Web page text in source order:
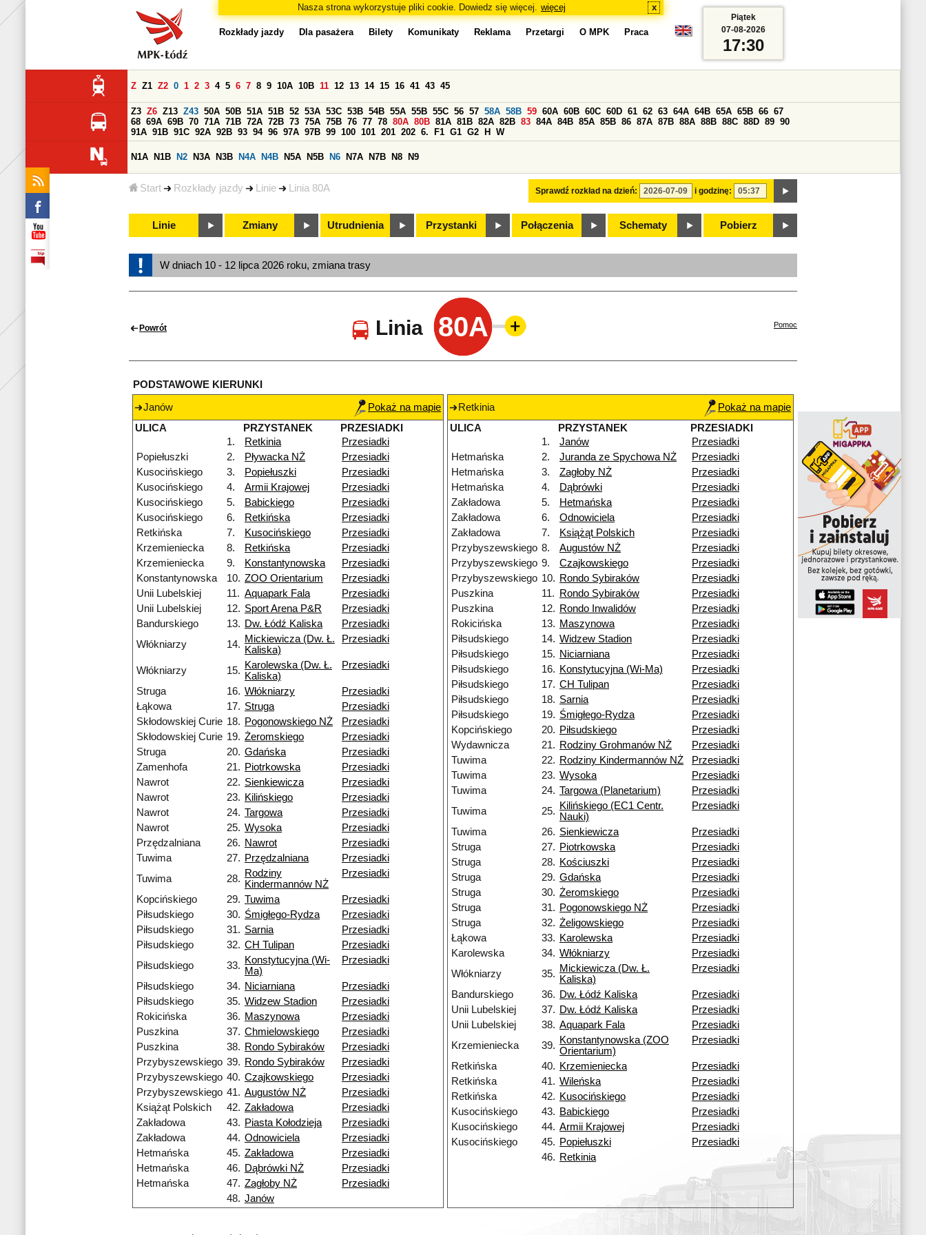
Nasza strona wykorzystuje pliki cookie. Dowiedz się więcej. więcej x
Start Rozkłady jazdy Linie Linia 80A
Rozkłady jazdy Dla pasażera Bilety Komunikaty Reklama Przetargi O MPK Praca
Sprawdź rozkład na dzień: i godzinę:
Z Z1 Z2 0 1 2 3 4 5 6 7 8 9 10A 10B 11 12 13 14 15 16 41 43 45
Z3 Z6 Z13 Z43 50A 50B 51A 51B 52 53A 53C 53B 54B 55A 55B 55C 56 57 58A 58B 59 60A 60B 60C 60D 61 62 63 64A 64B 65A 65B 66 67
68 69A 69B 70 71A 71B 72A 72B 73 75A 75B 76 77 78 80A 80B 81A 81B 82A 82B 83 84A 84B 85A 85B 86 87A 87B 88A 88B 88C 88D 89 90
91A 91B 91C 92A 92B 93 94 96 97A 97B 99 100 101 201 202 6. F1 G1 G2 H W
N1A N1B N2 N3A N3B N4A N4B N5A N5B N6 N7A N7B N8 N9
Linie Zmiany Utrudnienia Przystanki Połączenia Schematy Pobierz
Piątek
07-08-2026
17:30
W dniach 10 - 12 lipca 2026 roku, zmiana trasy
Powrót Linia 80A Pomoc
PODSTAWOWE KIERUNKI
Janów
Pokaż na mapie
ULICA
PRZYSTANEK
PRZESIADKI
1.
Retkinia
Przesiadki
Popiełuszki
2. Pływacka NŻ
Przesiadki
Kusocińskiego
3. Popiełuszki
Przesiadki
Kusocińskiego
4. Armii Krajowej
Przesiadki
Kusocińskiego
5. Babickiego
Przesiadki
Kusocińskiego
6. Retkińska
Przesiadki
Retkińska
7. Kusocińskiego
Przesiadki
Krzemieniecka
8. Retkińska
Przesiadki
Krzemieniecka
9. Konstantynowska
Przesiadki
Konstantynowska
10. ZOO Orientarium
Przesiadki
Unii Lubelskiej
11. Aquapark Fala
Przesiadki
Unii Lubelskiej
12. Sport Arena P&R
Przesiadki
Bandurskiego
13. Dw. Łódź Kaliska
Przesiadki
Włókniarzy
14. Mickiewicza (Dw. Ł.
Kaliska)
Przesiadki
Włókniarzy 15. Karolewska (Dw. Ł.
Kaliska)
Przesiadki
Struga 16. Włókniarzy
Przesiadki
Łąkowa
17. Struga
Przesiadki
Skłodowskiej Curie 18. Pogonowskiego NŻ
Przesiadki
Skłodowskiej Curie 19. Żeromskiego
Przesiadki
Struga
20. Gdańska
Przesiadki
Zamenhofa
21. Piotrkowska
Przesiadki
Nawrot
22. Sienkiewicza
Przesiadki
Nawrot
23. Kilińskiego
Przesiadki
Nawrot
24. Targowa
Przesiadki
Nawrot
25. Wysoka
Przesiadki
Przędzalniana
26. Nawrot
Przesiadki
Tuwima
27. Przędzalniana
Przesiadki
Tuwima
28. Rodziny
Kindermannów NŻ
Przesiadki
Kopcińskiego 29. Tuwima
Przesiadki
Piłsudskiego
30. Śmigłego-Rydza
Przesiadki
Piłsudskiego
31. Sarnia
Przesiadki
Piłsudskiego
32. CH Tulipan
Przesiadki
Piłsudskiego
33. Konstytucyjna (Wi-
Ma)
Przesiadki
Piłsudskiego 34. Niciarniana
Przesiadki
Piłsudskiego
35. Widzew Stadion
Przesiadki
Rokicińska
36. Maszynowa
Przesiadki
Puszkina
37. Chmielowskiego
Przesiadki
Puszkina
38. Rondo Sybiraków
Przesiadki
Przybyszewskiego 39. Rondo Sybiraków
Przesiadki
Przybyszewskiego 40. Czajkowskiego
Przesiadki
Przybyszewskiego 41. Augustów NŻ
Przesiadki
Książąt Polskich
42. Zakładowa
Przesiadki
Zakładowa
43. Piasta Kołodzieja
Przesiadki
Zakładowa
44. Odnowiciela
Przesiadki
Hetmańska
45. Zakładowa
Przesiadki
Hetmańska
46. Dąbrówki NŻ
Przesiadki
Hetmańska
47. Zagłoby NŻ
Przesiadki
48. Janów
Retkinia
Pokaż na mapie
ULICA
PRZYSTANEK
PRZESIADKI
1.
Janów
Przesiadki
Hetmańska
2. Juranda ze Spychowa NŻ
Przesiadki
Hetmańska
3. Zagłoby NŻ
Przesiadki
Hetmańska
4. Dąbrówki
Przesiadki
Zakładowa
5. Hetmańska
Przesiadki
Zakładowa
6. Odnowiciela
Przesiadki
Zakładowa
7. Książąt Polskich
Przesiadki
Przybyszewskiego 8. Augustów NŻ
Przesiadki
Przybyszewskiego 9. Czajkowskiego
Przesiadki
Przybyszewskiego 10. Rondo Sybiraków
Przesiadki
Puszkina
11. Rondo Sybiraków
Przesiadki
Puszkina
12. Rondo Inwalidów
Przesiadki
Rokicińska
13. Maszynowa
Przesiadki
Piłsudskiego
14. Widzew Stadion
Przesiadki
Piłsudskiego
15. Niciarniana
Przesiadki
Piłsudskiego
16. Konstytucyjna (Wi-Ma)
Przesiadki
Piłsudskiego
17. CH Tulipan
Przesiadki
Piłsudskiego
18. Sarnia
Przesiadki
Piłsudskiego
19. Śmigłego-Rydza
Przesiadki
Kopcińskiego
20. Piłsudskiego
Przesiadki
Wydawnicza
21. Rodziny Grohmanów NŻ
Przesiadki
Tuwima
22. Rodziny Kindermannów NŻ
Przesiadki
Tuwima
23. Wysoka
Przesiadki
Tuwima
24. Targowa (Planetarium)
Przesiadki
Tuwima
25. Kilińskiego (EC1 Centr.
Nauki)
Przesiadki
Tuwima 26. Sienkiewicza
Przesiadki
Struga
27. Piotrkowska
Przesiadki
Struga
28. Kościuszki
Przesiadki
Struga
29. Gdańska
Przesiadki
Struga
30. Żeromskiego
Przesiadki
Struga
31. Pogonowskiego NŻ
Przesiadki
Struga
32. Żeligowskiego
Przesiadki
Łąkowa
33. Karolewska
Przesiadki
Karolewska
34. Włókniarzy
Przesiadki
Włókniarzy
35. Mickiewicza (Dw. Ł.
Kaliska)
Przesiadki
Bandurskiego 36. Dw. Łódź Kaliska
Przesiadki
Unii Lubelskiej
37. Dw. Łódź Kaliska
Przesiadki
Unii Lubelskiej
38. Aquapark Fala
Przesiadki
Krzemieniecka
39. Konstantynowska (ZOO
Orientarium)
Przesiadki
Retkińska 40. Krzemieniecka
Przesiadki
Retkińska
41. Wileńska
Przesiadki
Retkińska
42. Kusocińskiego
Przesiadki
Kusocińskiego
43. Babickiego
Przesiadki
Kusocińskiego
44. Armii Krajowej
Przesiadki
Kusocińskiego
45. Popiełuszki
Przesiadki
46. Retkinia